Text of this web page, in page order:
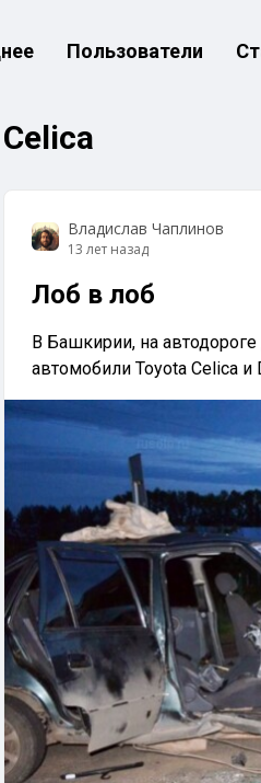
Пользователи
Celica
Владислав Чаплинов
13 лет назад
Лоб в лоб
В Башкирии, на
автомобили Toyota Celica и